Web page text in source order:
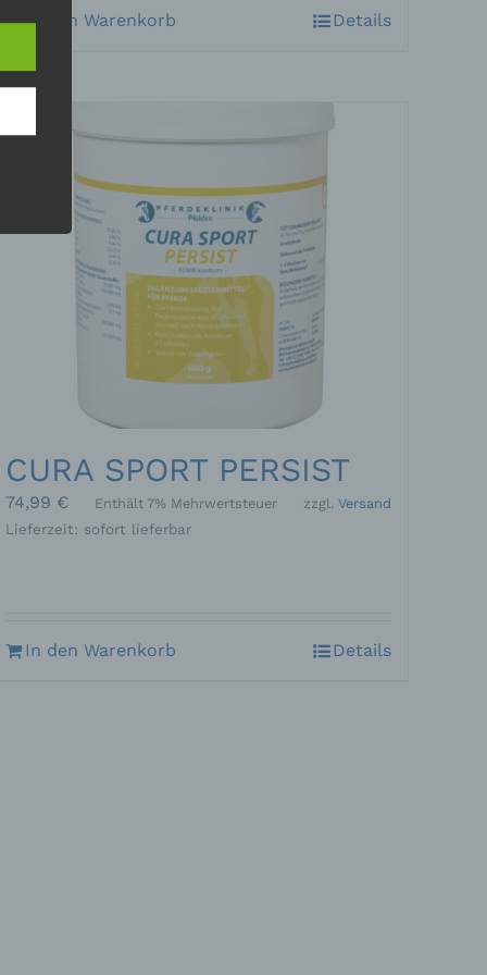
In den Warenkorb Details
CURA SPORT PERSIST
74,99 € Enthält 7% Mehrwertsteuer zzgl. Versand
Lieferzeit: sofort lieferbar
In den Warenkorb Details